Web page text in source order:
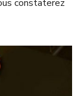
constaterez